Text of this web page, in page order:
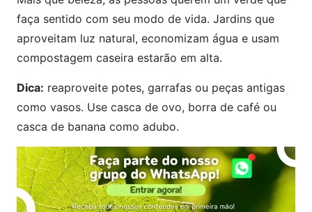
faça sentido com seu modo de vida. Jardins que
aproveitam luz natural, economizam água e usam
compostagem caseira estarão em alta.
Dica: reaproveite potes, garrafas ou peças antigas
como vasos. Use casca de ovo, borra de café ou
casca de banana como adubo.